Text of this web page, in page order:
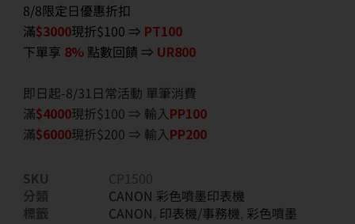
8/8限定日優惠折扣
滿$3000現折$100 ⇒ PT100
下單享 8% 點數回饋 ⇒ UR800
即日起-8/31日常活動 單筆消費
滿$4000現折$100 ⇒ 輸入PP100
滿$6000現折$200 ⇒ 輸入PP200
SKU
CP1500
分類
CANON 彩色噴墨印表機
標籤
CANON, 印表機/事務機, 彩色噴墨